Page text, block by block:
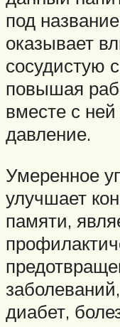
под
оказывает
сосудистую
повышая
вместе с
давление.
Умеренное
улучшает
памяти,
диабет,